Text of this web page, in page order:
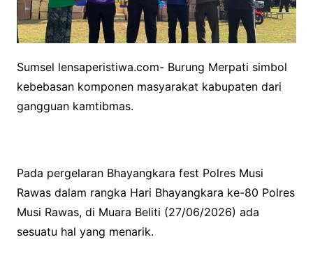
Sumsel lensaperistiwa.com- Burung Merpati simbol
kebebasan komponen masyarakat kabupaten dari
gangguan kamtibmas.
Pada pergelaran Bhayangkara fest Polres Musi
Rawas dalam rangka Hari Bhayangkara ke-80 Polres
Musi Rawas, di Muara Beliti (27/06/2026) ada
sesuatu hal yang menarik.